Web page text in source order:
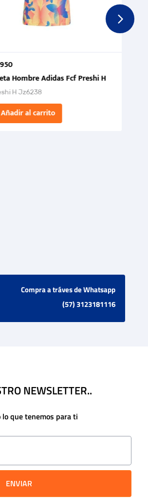
2026.
950
Hombre Adidas Fcf Preshi H
H Jz6238
Añadir al carrito
Compra a tráves de Whatsapp
(57) 3123181116
NEWSLETTER..
que tenemos para ti
ENVIAR